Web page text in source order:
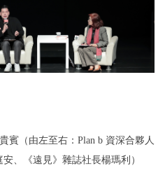
賓（由左至右：Plan b 資深合夥人
、《遠見》雜誌社長楊瑪利）